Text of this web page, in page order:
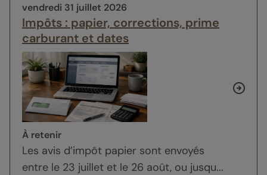
vendredi 31 juillet 2026
Impôts : papier, corrections, prime
carburant et dates
À retenir
Les avis d’impôt papier sont envoyés
entre le 23 juillet et le 26 août, ou jusqu...